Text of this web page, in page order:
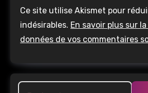
Ce site utilise Akismet pour
indésirables. En savoir plus sur
données de vos commentaires
Rechercher :